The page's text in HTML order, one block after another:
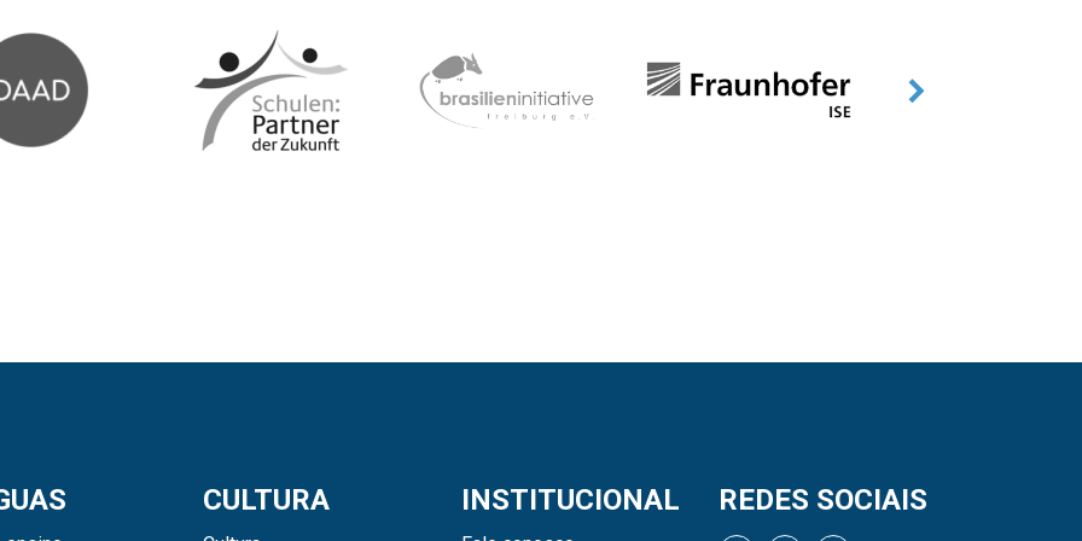
CULTURA INSTITUCIONAL REDES SOCIAIS